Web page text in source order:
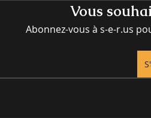
Vous
Abonnez-vous à s-e-r.us